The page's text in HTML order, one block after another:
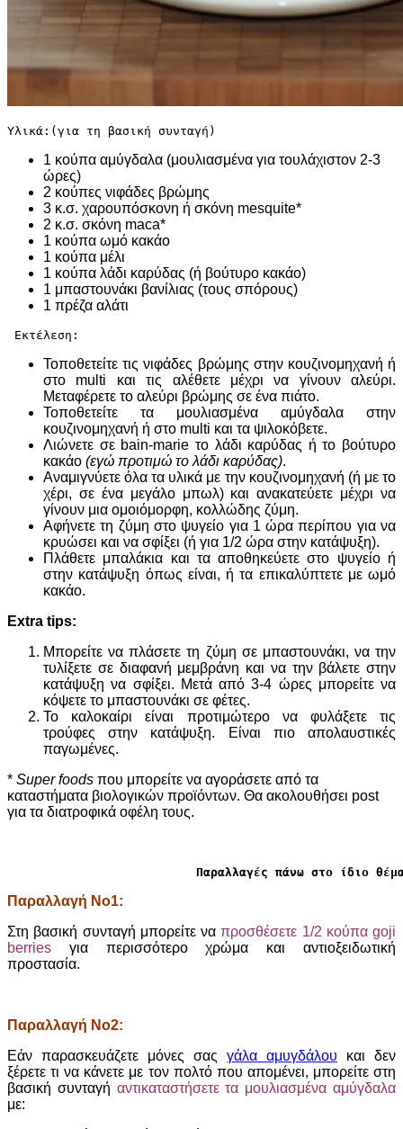
Υλικά:(για τη βασική συνταγή)
1 κούπα αμύγδαλα (μουλιασμένα για τουλάχιστον 2-3
ώρες)
2 κούπες νιφάδες βρώμης
3 κ.σ. χαρουπόσκονη ή σκόνη mesquite*
2 κ.σ. σκόνη maca*
1 κούπα ωμό κακάο
1 κούπα μέλι
1 κούπα λάδι καρύδας (ή βούτυρο κακάο)
1 μπαστουνάκι βανίλιας (τους σπόρους)
1 πρέζα αλάτι
Εκτέλεση:
Τοποθετείτε τις νιφάδες βρώμης στην κουζινομηχανή ή
στο multi και τις αλέθετε μέχρι να γίνουν αλεύρι.
Μεταφέρετε το αλεύρι βρώμης σε ένα πιάτο.
Τοποθετείτε τα μουλιασμένα αμύγδαλα στην
κουζινομηχανή ή στο multi και τα ψιλοκόβετε.
Λιώνετε σε bain-marie το λάδι καρύδας ή το βούτυρο
κακάο (εγώ προτιμώ το λάδι καρύδας).
Αναμιγνύετε όλα τα υλικά με την κουζινομηχανή (ή με το
χέρι, σε ένα μεγάλο μπωλ) και ανακατεύετε μέχρι να
γίνουν μια ομοιόμορφη, κολλώδης ζύμη.
Αφήνετε τη ζύμη στο ψυγείο για 1 ώρα περίπου για να
κρυώσει και να σφίξει (ή για 1/2 ώρα στην κατάψυξη).
Πλάθετε μπαλάκια και τα αποθηκεύετε στο ψυγείο ή
στην κατάψυξη όπως είναι, ή τα επικαλύπτετε με ωμό
κακάο.
Extra tips:
Mπορείτε να πλάσετε τη ζύμη σε μπαστουνάκι, να την
τυλίξετε σε διαφανή μεμβράνη και να την βάλετε στην
κατάψυξη να σφίξει. Μετά από 3-4 ώρες μπορείτε να
κόψετε το μπαστουνάκι σε φέτες.
Το καλοκαίρι είναι προτιμώτερο να φυλάξετε τις
τρούφες στην κατάψυξη. Είναι πιο απολαυστικές
παγωμένες.
* Super foods που μπορείτε να αγοράσετε από τα
καταστήματα βιολογικών προϊόντων. Θα ακολουθήσει post
για τα διατροφικά οφέλη τους.
Παραλλαγές πάνω στο ίδιο
Παραλλαγή Νο1:
Στη βασική συνταγή μπορείτε ναπροσθέσετε 1/2 κούπα goji
berries για περισσότερο χρώμα και αντιοξειδωτική
προστασία.
Παραλλαγή Νο2:
Eάν παρασκευάζετε μόνες σας γάλα αμυγδάλου και δεν
ξέρετε τι να κάνετε με τον πολτό που απομένει, μπορείτε στη
βασική συνταγή αντικαταστήσετε τα μουλιασμένα αμύγδαλα
με: